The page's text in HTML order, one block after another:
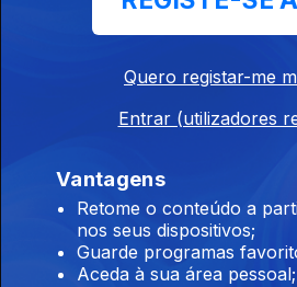
A antecipação do North Festival com
Garfunkel Story", Festival de BD de
Verdes, japoneses e uma
Há Guimarães Green Week, Pedro
Castelo de São Jorge, Festival Rádio
no Cinema São Jorge, Douro Wine
Marjane Satrapi.
Quero registar-me
Entrar (utilizadores
Vantagens
Retome o conteúdo a
nos seus dispositivos;
Guarde programas
Aceda à sua área pessoal;